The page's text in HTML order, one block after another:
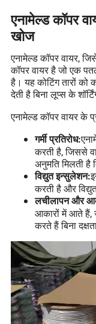
एनामेल्ड कॉपर
खोज
एनामेल्ड कॉपर वायर,
कॉपर वायर है जो एक
है। यह कोटिंग तारों
देती है बिना लूप्स के
एनामेल्ड कॉपर वायर के
गर्मी प्रतिरोध:
करती है, जिससे
अनुमति मिलती है
विद्युत इन्सुलेशन:
करती है और
लचीलापन और
आकारों में आते हैं,
करते हैं बिना